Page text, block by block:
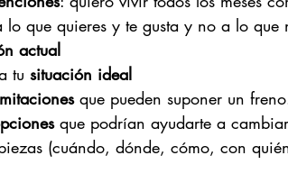
que quieres y te gusta y no a lo que
actual
tu situación ideal
que pueden suponer un
que podrían ayudarte a
(cuándo, dónde, cómo, con